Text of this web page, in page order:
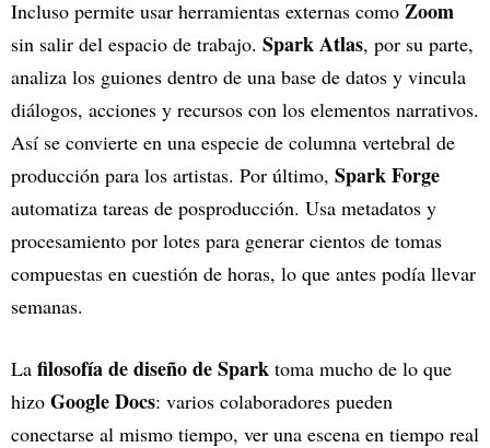
Incluso permite usar herramientas externas como Zoom
sin salir del espacio de trabajo. Spark Atlas, por su parte,
analiza los guiones dentro de una base de datos y vincula
diálogos, acciones y recursos con los elementos narrativos.
Así se convierte en una especie de columna vertebral de
producción para los artistas. Por último, Spark Forge
automatiza tareas de posproducción. Usa metadatos y
procesamiento por lotes para generar cientos de tomas
compuestas en cuestión de horas, lo que antes podía llevar
semanas.
La filosofía de diseño de Spark toma mucho de lo que
hizo Google Docs: varios colaboradores pueden
conectarse al mismo tiempo, ver una escena en tiempo real